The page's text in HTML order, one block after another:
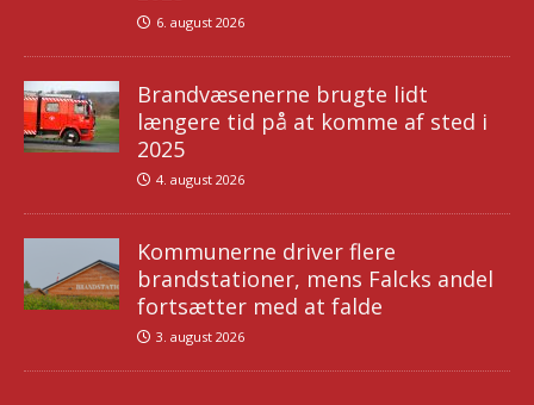
6. august 2026
Brandvæsenerne brugte lidt
længere tid på at komme af sted i
2025
4. august 2026
Kommunerne driver flere
brandstationer, mens Falcks andel
fortsætter med at falde
3. august 2026